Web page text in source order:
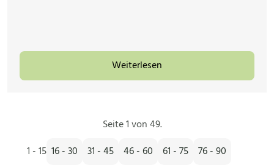
Weiterlesen
Seite 1 von 49.
1 - 15 16 - 30 31 - 45 46 - 60 61 - 75
76 - 90